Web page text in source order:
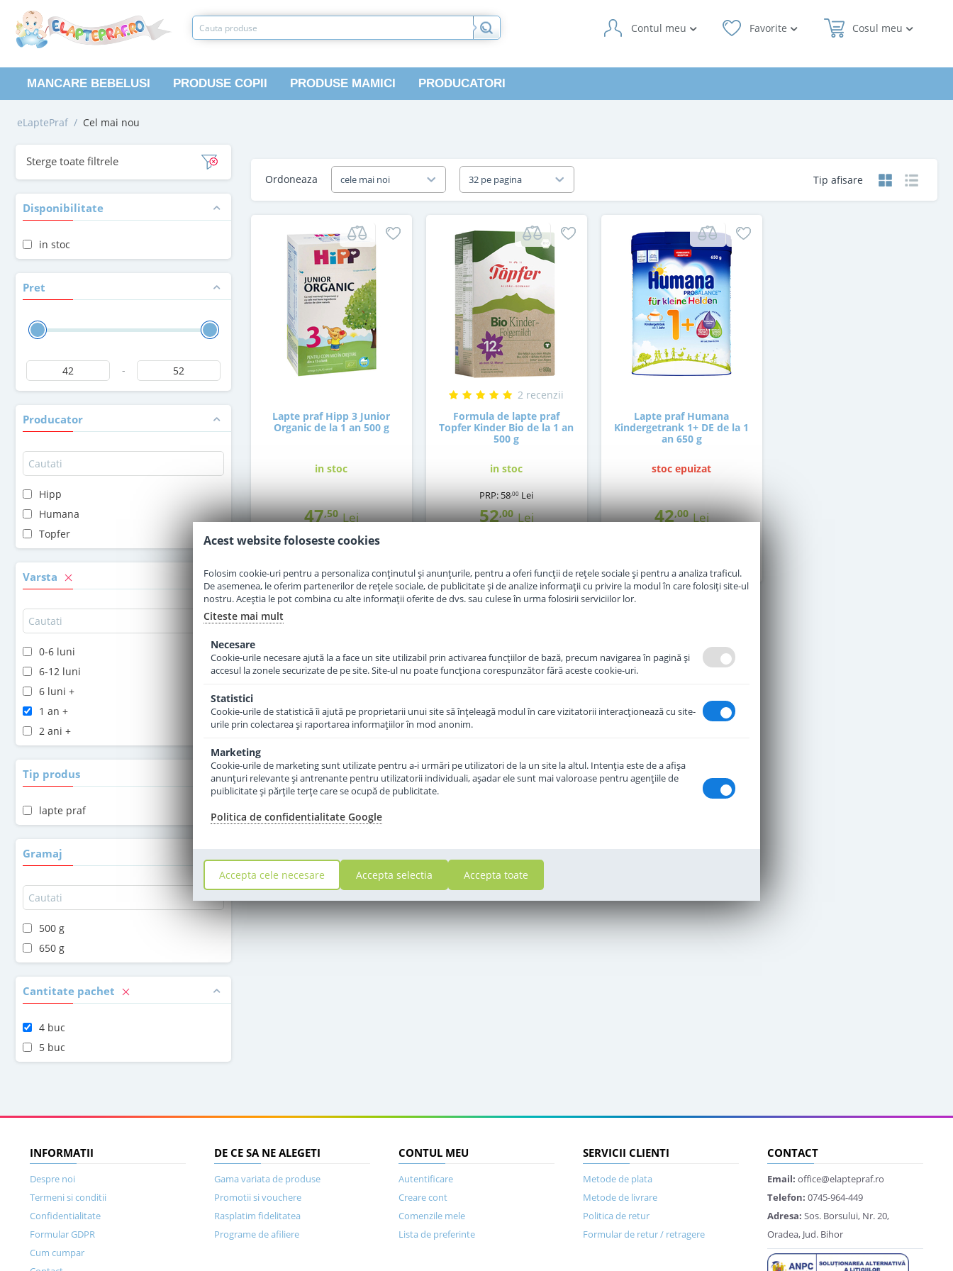
Cosul meu
Favorite
Contul meu
MANCARE BEBELUSI PRODUSE COPII PRODUSE MAMICI PRODUCATORI
eLaptePraf / Cel mai nou
Sterge toate filtrele
Disponibilitate
in stoc
Pret
-
Producator
Hipp
Humana
Topfer
Varsta
0-6 luni
6-12 luni
6 luni +
1 an +
2 ani +
Tip produs
lapte praf
Gramaj
500 g
650 g
Cantitate pachet
4 buc
5 buc
Tip afisare
Ordoneaza cele mai noi 32 pe pagina
Lapte praf Hipp 3 Junior
Organic de la 1 an 500 g
in stoc
47,50 Lei
2 recenzii
Formula de lapte praf
Topfer Kinder Bio de la 1 an
500 g
in stoc
PRP:58,00 Lei
52,00 Lei
Lapte praf Humana
Kindergetrank 1+ DE de la 1
an 650 g
stoc epuizat
42,00 Lei
INFORMATII
Despre noi
Termeni si conditii
Confidentialitate
Formular GDPR
Cum cumpar
DE CE SA NE ALEGETI
Gama variata de produse
Promotii si vouchere
Rasplatim fidelitatea
Programe de afiliere
CONTUL MEU
Autentificare
Creare cont
Comenzile mele
Lista de preferinte
SERVICII CLIENTI
Metode de plata
Metode de livrare
Politica de retur
Formular de retur / retragere
CONTACT
Email: office@elaptepraf.ro
Telefon: 0745-964-449
Adresa: Sos. Borsului, Nr. 20,
Oradea, Jud. Bihor
Acest website foloseste cookies
Folosim cookie-uri pentru a personaliza conținutul și anunțurile, pentru a oferi funcții de rețele sociale și pentru a analiza traficul.
De asemenea, le oferim partenerilor de rețele sociale, de publicitate și de analize informații cu privire la modul în care folosiți site-ul
nostru. Aceștia le pot combina cu alte informații oferite de dvs. sau culese în urma folosirii serviciilor lor.
Citeste mai mult
Necesare
Cookie-urile necesare ajută la a face un site utilizabil prin activarea funcţiilor de bază, precum navigarea în pagină şi
accesul la zonele securizate de pe site. Site-ul nu poate funcţiona corespunzător fără aceste cookie-uri.
Statistici
Cookie-urile de statistică îi ajută pe proprietarii unui site să înţeleagă modul în care vizitatorii interacţionează cu site-
urile prin colectarea şi raportarea informaţiilor în mod anonim.
Marketing
Cookie-urile de marketing sunt utilizate pentru a-i urmări pe utilizatori de la un site la altul. Intenţia este de a afişa
anunţuri relevante şi antrenante pentru utilizatorii individuali, aşadar ele sunt mai valoroase pentru agenţiile de
puiblicitate şi părţile terţe care se ocupă de publicitate.
Politica de confidentialitate Google
Accepta cele necesare Accepta selectia Accepta toate